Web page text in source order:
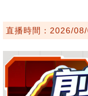
直播時間：2026/